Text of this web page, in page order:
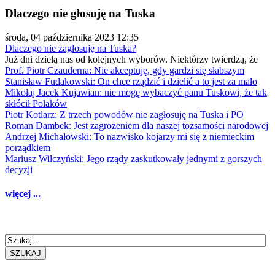
Dlaczego nie głosuję na Tuska
środa, 04 października 2023 12:35
Dlaczego nie zagłosuję na Tuska?
Już dni dzielą nas od kolejnych wyborów. Niektórzy twierdzą, że
Prof. Piotr Czauderna: Nie akceptuję, gdy gardzi się słabszym
Stanisław Fudakowski: On chce rządzić i dzielić a to jest za mało
Mikołaj Jacek Kujawian: nie mogę wybaczyć panu Tuskowi, że tak
skłócił Polaków
Piotr Kotlarz: Z trzech powodów nie zagłosuję na Tuska i PO
Roman Dambek: Jest zagrożeniem dla naszej tożsamości narodowej
Andrzej Michałowski: To nazwisko kojarzy mi się z niemieckim
porządkiem
Mariusz Wilczyński: Jego rządy zaskutkowały jednymi z gorszych
decyzji
więcej ...
SZUKAJ